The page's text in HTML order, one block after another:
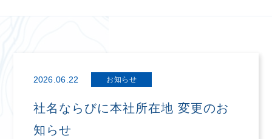
2026.06.22 お知らせ
社名ならびに本社所在地 変更のお
知らせ